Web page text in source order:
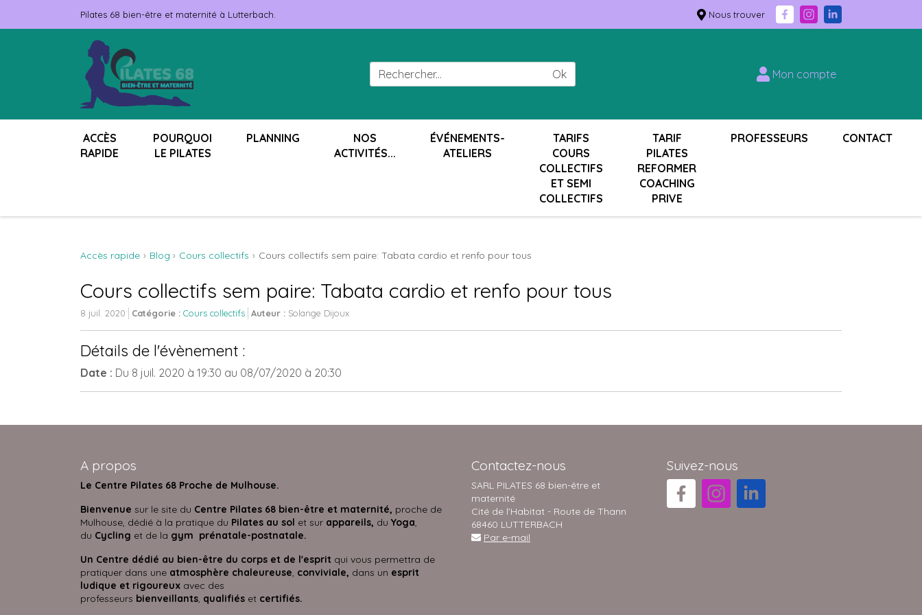
Pilates 68 bien-être et maternité à Lutterbach. Nous trouver
Ok Mon compte
ACCÈS
RAPIDE
POURQUOI
LE PILATES
PLANNING
NOS
ACTIVITÉS...
ÉVÉNEMENTS-
ATELIERS
TARIFS
COURS
COLLECTIFS
ET SEMI
COLLECTIFS
TARIF
PILATES
REFORMER
COACHING
PRIVE
PROFESSEURS CONTACT
Accès rapide Blog Cours collectifs Cours collectifs sem paire: Tabata cardio et renfo pour tous
Cours collectifs sem paire: Tabata cardio et renfo pour tous
8 juil. 2020 Catégorie : Cours collectifs Auteur : Solange Dijoux
Détails de l'évènement :
Date : Du 8 juil. 2020 à 19:30 au 08/07/2020 à 20:30
A propos
Le Centre Pilates 68 Proche de Mulhouse.
Bienvenue sur le site du Centre Pilates 68 bien-être et maternité, proche de
Mulhouse, dédié à la pratique du Pilates au sol et sur appareils, du Yoga,
du Cycling et de la gym prénatale-postnatale.
Un Centre dédié au bien-être du corps et de l'esprit qui vous permettra de
pratiquer dans une atmosphère chaleureuse, conviviale, dans un esprit
ludique et rigoureux avec des
professeurs bienveillants, qualifiés et certifiés.
Contactez-nous
SARL PILATES 68 bien-être et
maternité
Cité de l'Habitat - Route de Thann
68460 LUTTERBACH
Par e-mail
Suivez-nous